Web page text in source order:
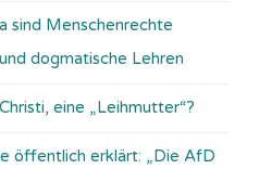
sind Menschenrechte
dogmatische Lehren
eine „Leihmutter“?
öffentlich erklärt: „Die AfD